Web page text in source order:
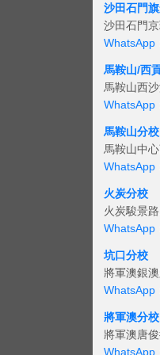
沙田石門
沙田石門
WhatsApp
馬鞍山/西
馬鞍山西
WhatsApp
馬鞍山分校
馬鞍山中
WhatsApp
火炭分校
火炭駿景
WhatsApp
坑口分校
將軍澳銀
WhatsApp
將軍澳分校
將軍澳唐
WhatsApp